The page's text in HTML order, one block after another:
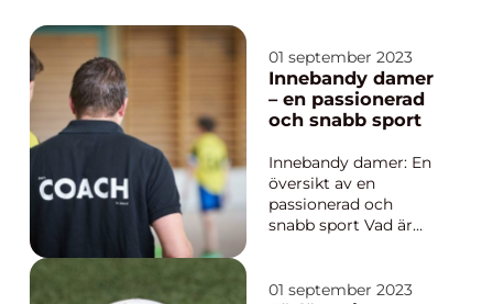
01 september 2023
Innebandy damer
– en passionerad
och snabb sport
Innebandy damer: En
översikt av en
passionerad och
snabb sport Vad är
Innebandy, även känt
01 september 2023